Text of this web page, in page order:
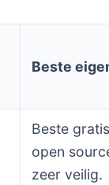
Beste
Beste
open
zeer veilig.